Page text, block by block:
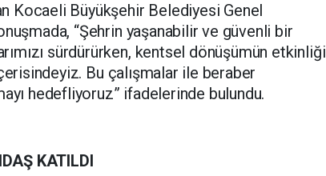
Kocaeli Büyükşehir Belediyesi Genel
“Şehrin yaşanabilir ve güvenli bir
sürdürürken, kentsel dönüşümün etkinliği
Bu çalışmalar ile beraber
hedefliyoruz” ifadelerinde bulundu.
KATILDI